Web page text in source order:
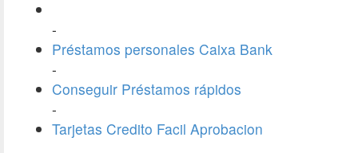
-
Préstamos personales Caixa Bank
-
Conseguir Préstamos rápidos
-
Tarjetas Credito Facil Aprobacion